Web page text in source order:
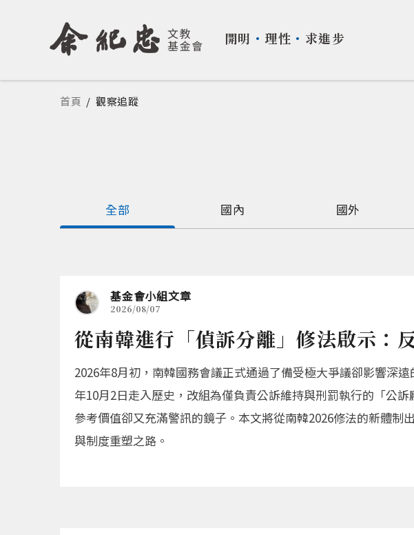
開明 ・ 理性 ・ 求進步
您在這裡
首頁 / 觀察追蹤
全部 國內 國外
基金會小組文章
2026/08/07
從南韓進行「偵訴分離」修法啟示：
2026年8月初，南韓國務會議正式通過了備受極大爭議卻影響深
年10月2日走入歷史，改組為僅負責公訴維持與刑罰執行的「公
參考價值卻又充滿警訊的鏡子。本文將從南韓2026修法的新體
與制度重塑之路。